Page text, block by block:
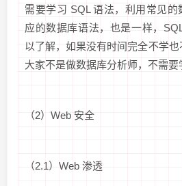
需要学习 SQL 语法，利用常见
应的数据库语法，也是一样，
以了解，如果没有时间完全不学
大家不是做数据库分析师，不需要
（2）Web 安全
（2.1）Web 渗透